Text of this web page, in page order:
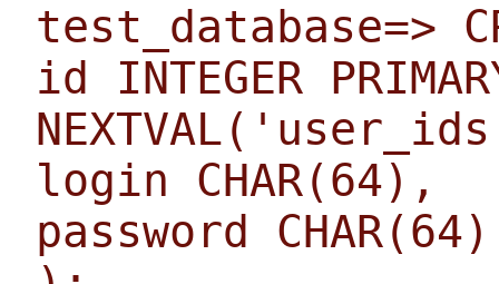
test_database=>
id INTEGER
login CHAR(64),
password CHAR(64)